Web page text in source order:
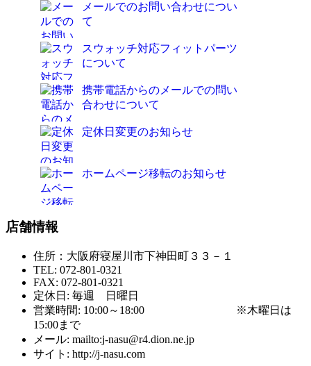
メールでのお問い合わせについ
て
スウォッチ対応フィットパーツ
について
携帯電話からのメールでの問い
合わせについて
定休日変更のお知らせ
ホームページ移転のお知らせ
店舗情報
住所：大阪府寝屋川市下神田町３３－１
TEL: 072-801-0321
FAX: 072-801-0321
定休日: 毎週 日曜日
営業時間: 10:00～18:00 ※木曜日は
15:00まで
メール: mailto:j-nasu@r4.dion.ne.jp
サイト: http://j-nasu.com